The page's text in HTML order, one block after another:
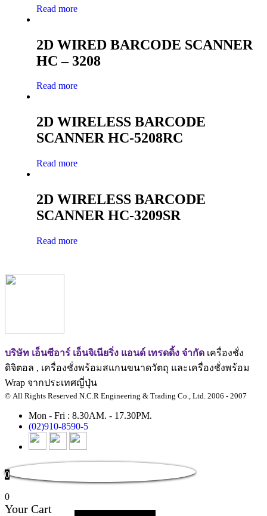
Read more
2D WIRED BARCODE SCANNER
HC – 3208
Read more
2D WIRELESS BARCODE
SCANNER HC-5208RC
Read more
2D WIRELESS BARCODE
SCANNER HC-3209SR
Read more
บริษัท เอ็นซีอาร์ เอ็นจิเนียริ่ง แอนด์ เทรดดิ้ง จำกัด เครื่องชั่ง
ดิจิตอล , เครื่องชั่งพร้อมสแกนขนาดวัตถุ และเครื่องชั่งพร้อม
Wrap จากประเทศญี่ปุ่น
© All Rights Reserved N.C.R Engineering & Trading Co., Ltd. 2006 - 2007
Mon - Fri : 8.30AM. - 17.30PM.
(02)910-8590-5
0
0
Your Cart